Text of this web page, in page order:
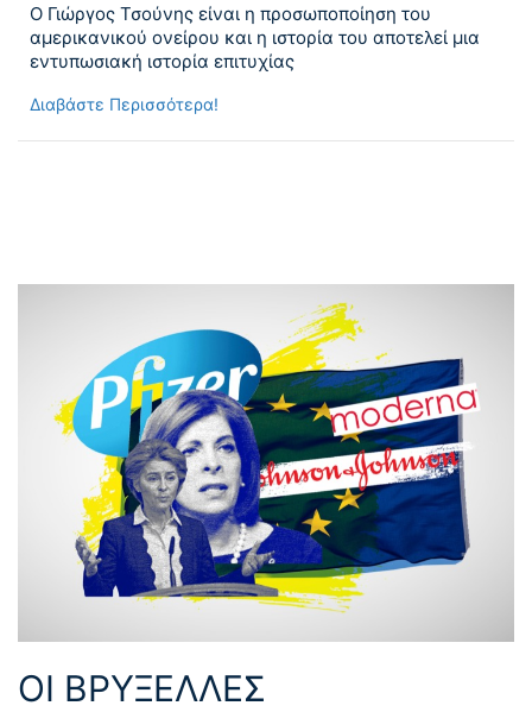
Ο Γιώργος Τσούνης είναι η προσωποποίηση του
αμερικανικού ονείρου και η ιστορία του αποτελεί μια
εντυπωσιακή ιστορία επιτυχίας
Διαβάστε Περισσότερα!
ΟΙ ΒΡΥΞΕΛΛΕΣ